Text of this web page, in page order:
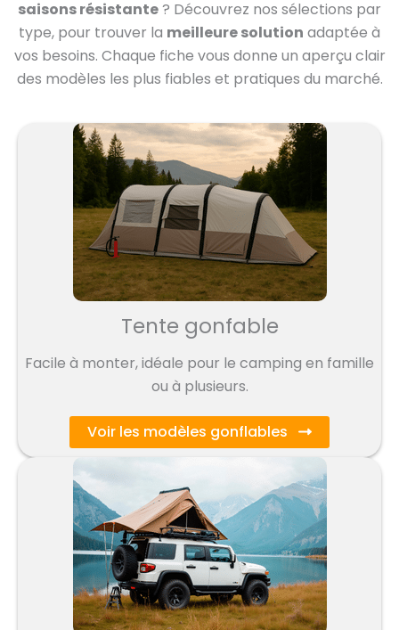
saisons résistante? Découvrez nos sélections par
type, pour trouver la meilleure solution adaptée à
vos besoins. Chaque fiche vous donne un aperçu clair
des modèles les plus fiables et pratiques du marché.
Tente gonfable
Facile à monter, idéale pour le camping en famille
ou à plusieurs.
Voir les modèles gonflables